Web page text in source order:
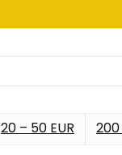
20 – 50 EUR